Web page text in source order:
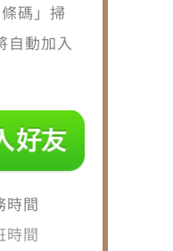
碼」掃
自動加入
時間
時間